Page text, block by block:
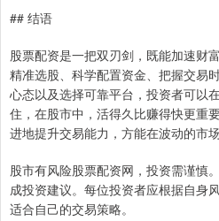
## 结语
股票配资是一把双刃剑，既能加速财
精准选股、科学配置资金、把握交易
心态以及选择可靠平台，投资者可以
住，在股市中，活得久比赚得快更重
进地提升交易能力，方能在波动的市
股市有风险股票配资网，投资需谨慎
成投资建议。每位投资者应根据自身
适合自己的交易策略。